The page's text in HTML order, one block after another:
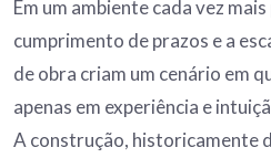
Em um ambiente cada vez
cumprimento de prazos e a
de obra criam um cenário em
apenas em experiência e
A construção, historicamente